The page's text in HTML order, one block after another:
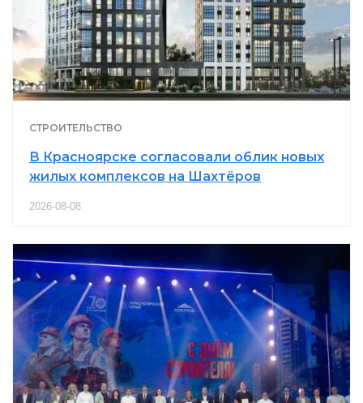
СТРОИТЕЛЬСТВО
В Красноярске согласовали облик новых
жилых комплексов на Шахтёров
2026-08-08